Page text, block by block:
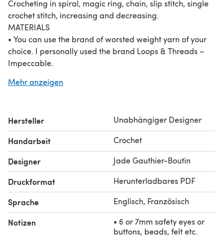
Crocheting in spiral, magic ring, chain, slip stitch, single
crochet stitch, increasing and decreasing.
MATERIALS
• You can use the brand of worsted weight yarn of your
choice. I personally used the brand Loops & Threads –
Impeccable.
• Polyester fiberfill for stuffing
FINAL SIZE
They are about 3,5 cm (1,5”) high, with worsted weight
100% acrylic yarn and a 3.50 mm crochet hook (US size
E/4).
Copyright © 2020. Contents of this document MAY NOT
be copied, reproduced, altered, published or distributed
in any way. You MAY sell finished products made with
this pattern, provided credit to All From Jade.
Mehr anzeigen
Hersteller Unabhängiger Designer
Handarbeit Crochet
Designer Jade Gauthier-Boutin
Druckformat Herunterladbares PDF
Sprache Englisch, Französisch
Notizen
• 6 or 7mm safety eyes or
buttons, beads, felt etc.